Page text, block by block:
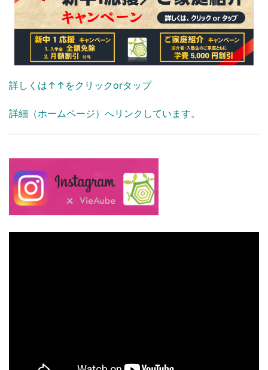
詳しくは↑↑をクリックorタップ
詳細（ホームページ）へリンクしています。